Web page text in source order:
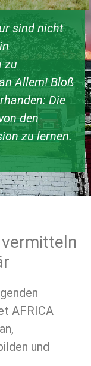
sind nicht
zu
Allem! Bloß
Die
den
zu lernen.
AFRICA
und